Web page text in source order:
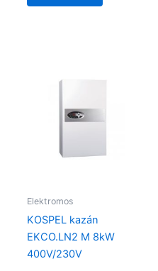
Elektromos
KOSPEL kazán
EKCO.LN2 M 8kW
400V/230V